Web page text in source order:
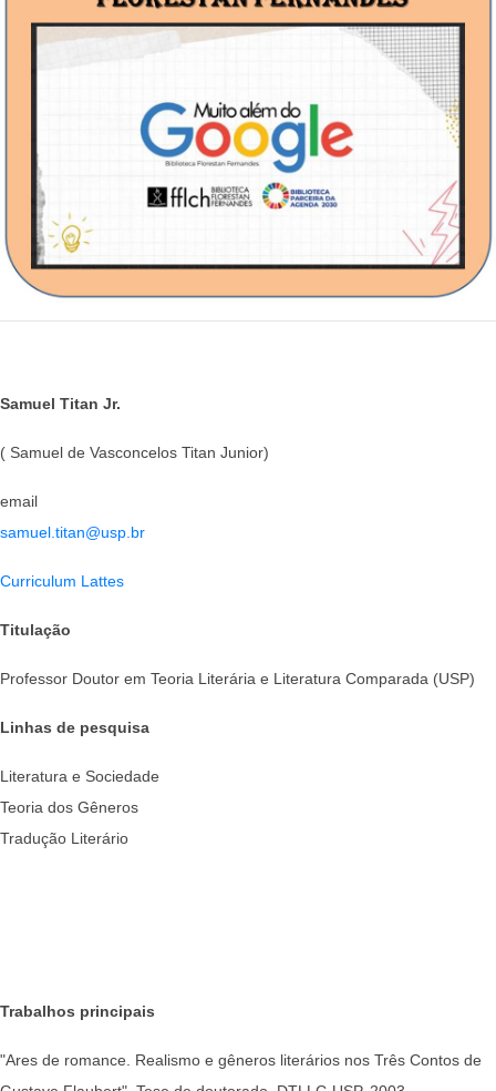
Samuel Titan Jr.
( Samuel de Vasconcelos Titan Junior)
email
samuel.titan@usp.br
Curriculum Lattes
Titulação
Professor Doutor em Teoria Literária e Literatura Comparada (USP)
Linhas de pesquisa
Literatura e Sociedade
Teoria dos Gêneros
Tradução Literário
Trabalhos principais
"Ares de romance. Realismo e gêneros literários nos Três Contos de